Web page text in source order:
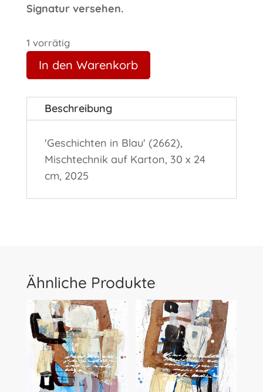
Signatur versehen.
1 vorrätig
In den Warenkorb
Beschreibung
'Geschichten in Blau' (2662),
Mischtechnik auf Karton, 30 x 24
cm, 2025
Ähnliche Produkte